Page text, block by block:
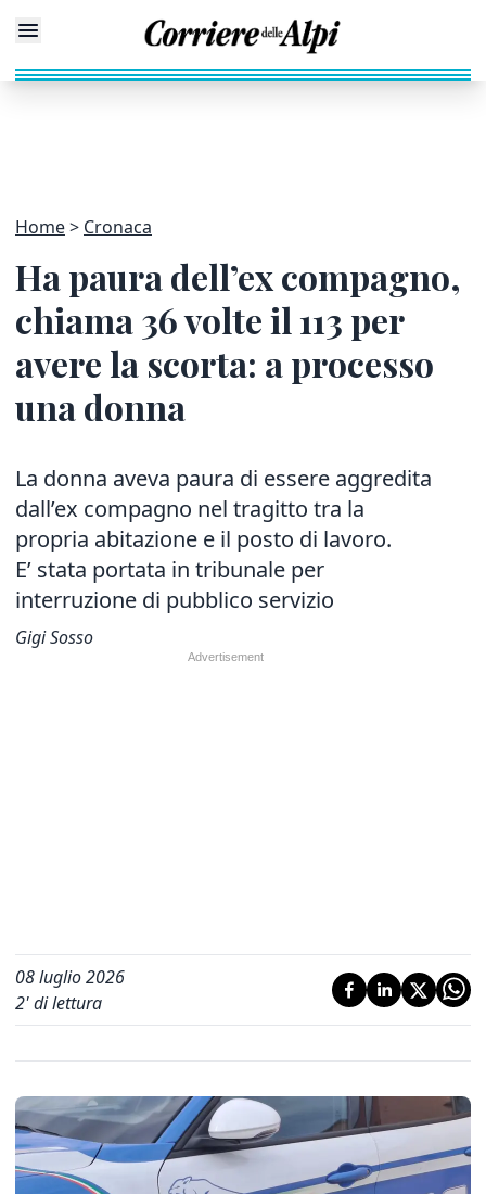
Home Cronaca
Ha paura dell’ex compagno,
chiama 36 volte il 113 per
avere la scorta: a processo
una donna
La donna aveva paura di essere aggredita
dall’ex compagno nel tragitto tra la
propria abitazione e il posto di lavoro.
E’ stata portata in tribunale per
interruzione di pubblico servizio
Gigi Sosso
08 luglio 2026
2' di lettura